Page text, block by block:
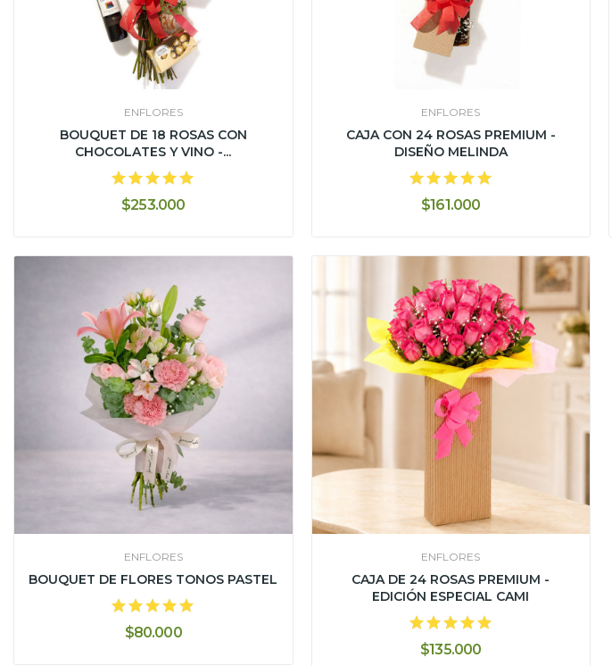
ENFLORES
BOUQUET DE 18 ROSAS CON
CHOCOLATES Y VINO -...
$253.000
ENFLORES
CAJA CON 24 ROSAS PREMIUM -
DISEÑO MELINDA
$161.000
ENFLORES
BOUQUET DE FLORES TONOS PASTEL
$80.000
ENFLORES
CAJA DE 24 ROSAS PREMIUM -
EDICIÓN ESPECIAL CAMI
$135.000